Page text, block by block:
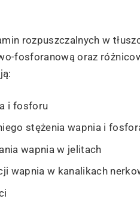
rozpuszczalnych w
fosforanową oraz
i fosforu
stężenia wapnia i
wapnia w jelitach
wapnia w kanalikach